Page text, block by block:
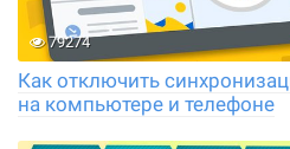
79274
Как отключить
на компьютере и телефоне